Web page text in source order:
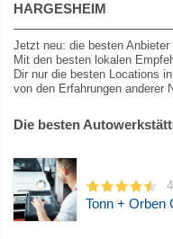
HARGESHEIM
Jetzt neu: die besten
Mit den besten lokalen
Dir nur die besten Locations
von den Erfahrungen anderer
Die besten
Tonn + Orben